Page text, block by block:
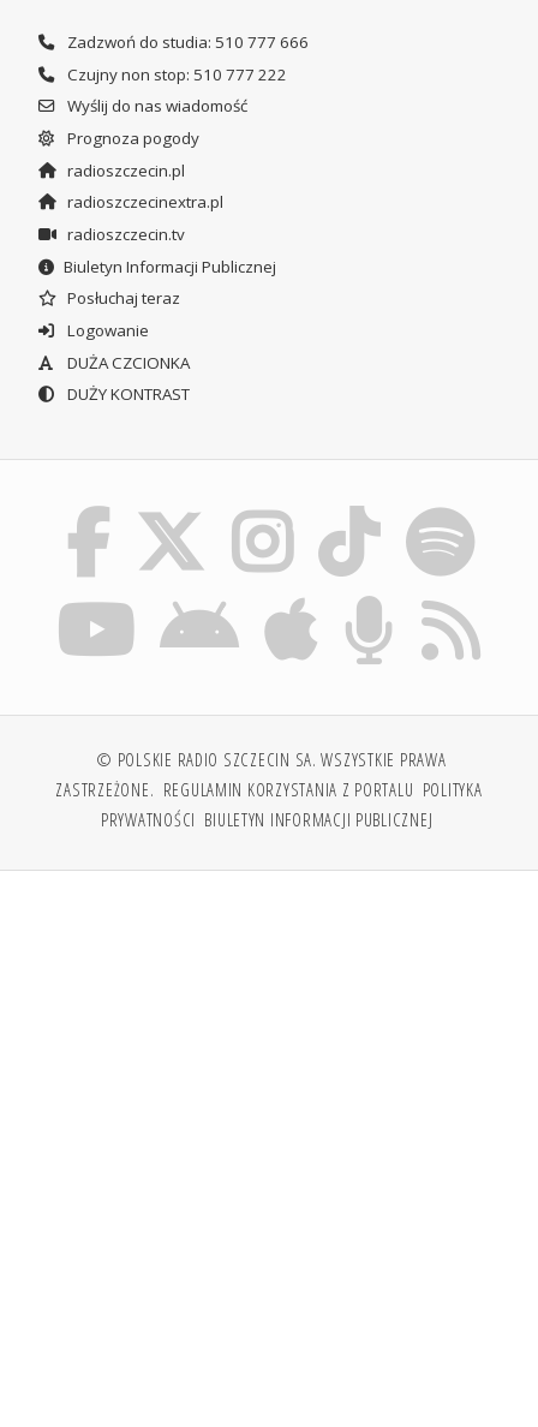
Zadzwoń do studia: 510 777 666
Czujny non stop: 510 777 222
Wyślij do nas wiadomość
Prognoza pogody
radioszczecin.pl
radioszczecinextra.pl
radioszczecin.tv
Biuletyn Informacji Publicznej
Posłuchaj teraz
Logowanie
DUŻA CZCIONKA
DUŻY KONTRAST
© POLSKIE RADIO SZCZECIN SA. WSZYSTKIE PRAWA
ZASTRZEŻONE. REGULAMIN KORZYSTANIA Z PORTALU POLITYKA
PRYWATNOŚCI BIULETYN INFORMACJI PUBLICZNEJ